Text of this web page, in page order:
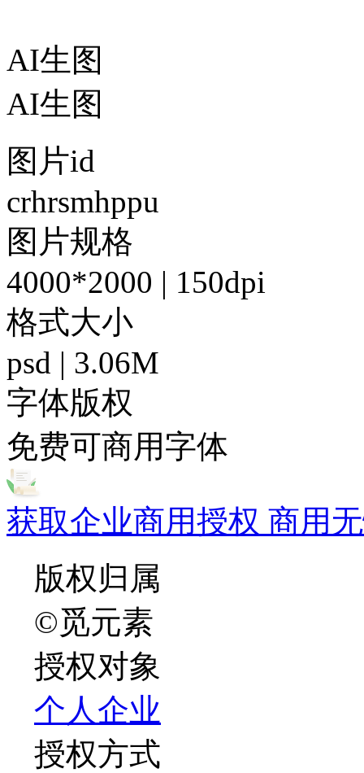
AI生图
AI生图
图片id
crhrsmhppu
图片规格
4000*2000 | 150dpi
格式大小
psd | 3.06M
字体版权
免费可商用字体
获取企业商用授权 商用
版权归属
©觅元素
授权对象
个人企业
授权方式